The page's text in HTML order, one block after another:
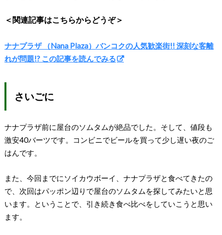
＜関連記事はこちらからどうぞ＞
ナナプラザ （Nana Plaza）バンコクの人気歓楽街!! 深刻な客離
れが問題!? この記事を読んでみる
さいごに
ナナプラザ前に屋台のソムタムが絶品でした。そして、値段も
激安40バーツです。コンビニでビールを買って少し遅い夜のご
はんです。
また、今回までにソイカウボーイ、ナナプラザと食べてきたの
で、次回はパッポン辺りで屋台のソムタムを探してみたいと思
います。ということで、引き続き食べ比べをしていこうと思い
ます。